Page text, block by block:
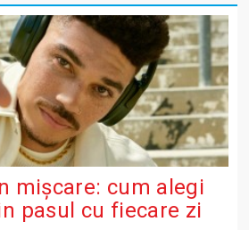
mișcare: cum alegi
pasul cu fiecare zi